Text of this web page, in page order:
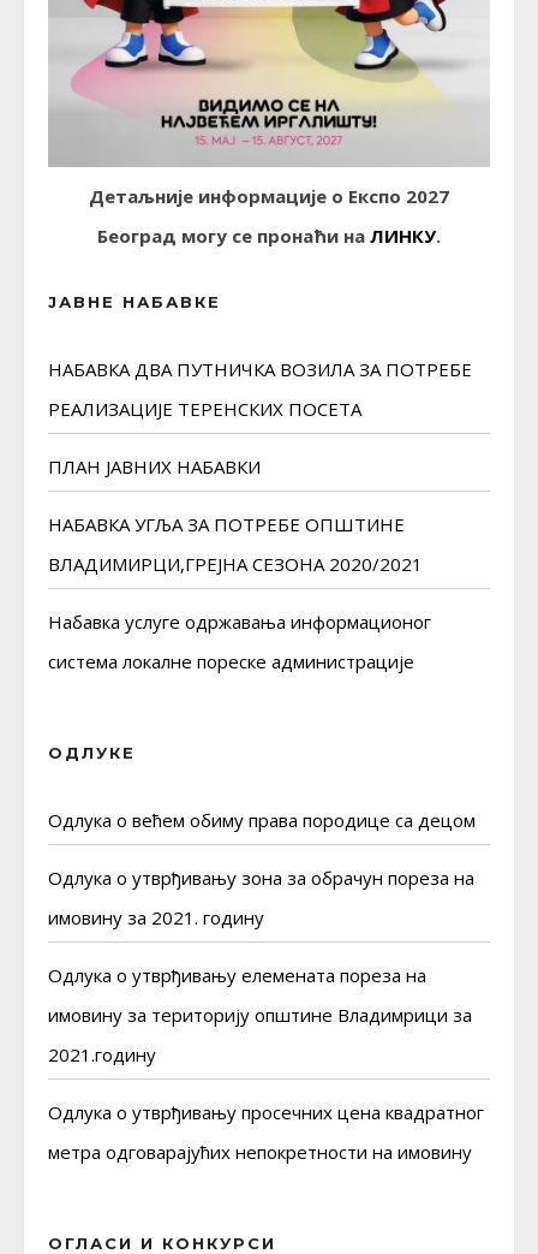
Детаљније информације о Експо 2027
Београд могу се пронаћи на ЛИНКУ.
ЈАВНЕ НАБАВКЕ
НАБАВКА ДВА ПУТНИЧКА ВОЗИЛА ЗА ПОТРЕБЕ
РЕАЛИЗАЦИЈЕ ТЕРЕНСКИХ ПОСЕТА
ПЛАН ЈАВНИХ НАБАВКИ
НАБАВКА УГЉА ЗА ПОТРЕБЕ ОПШТИНЕ
ВЛАДИМИРЦИ,ГРЕЈНА СЕЗОНА 2020/2021
Набавка услуге одржавања информационог
система локалне пореске администрације
ОДЛУКЕ
Одлука о већем обиму права породице са децом
Одлука о утврђивању зона за обрачун пореза на
имовину за 2021. годину
Одлука о утврђивању елемената пореза на
имовину за територију општине Владимрици за
2021.годину
Одлука о утврђивању просечних цена квадратног
метра одговарајућих непокретности на имовину
ОГЛАСИ И КОНКУРСИ